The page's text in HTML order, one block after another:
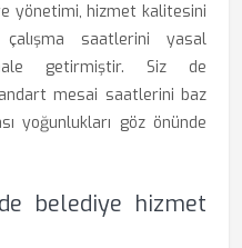
yönetimi, hizmet kalitesini
saatlerini yasal
getirmiştir. Siz de
mesai saatlerini baz
yoğunlukları göz önünde
belediye hizmet